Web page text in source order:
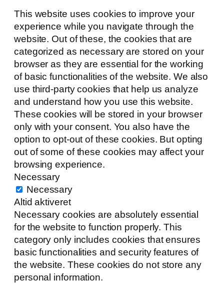
This website uses cookies to improve your
experience while you navigate through the
website. Out of these, the cookies that are
categorized as necessary are stored on your
browser as they are essential for the working
of basic functionalities of the website. We also
use third-party cookies that help us analyze
and understand how you use this website.
These cookies will be stored in your browser
only with your consent. You also have the
option to opt-out of these cookies. But opting
out of some of these cookies may affect your
browsing experience.
Necessary
Necessary
Altid aktiveret
Necessary cookies are absolutely essential
for the website to function properly. This
category only includes cookies that ensures
basic functionalities and security features of
the website. These cookies do not store any
personal information.